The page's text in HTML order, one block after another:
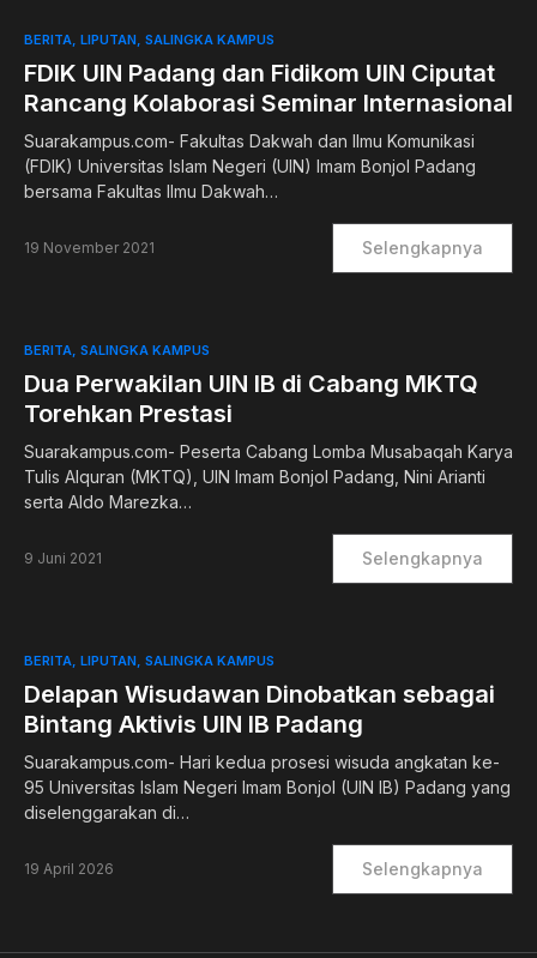
BERITA LIPUTAN SALINGKA KAMPUS
FDIK UIN Padang dan Fidikom UIN Ciputat
Rancang Kolaborasi Seminar Internasional
Suarakampus.com- Fakultas Dakwah dan Ilmu Komunikasi
(FDIK) Universitas Islam Negeri (UIN) Imam Bonjol Padang
bersama Fakultas Ilmu Dakwah…
19 November 2021 Selengkapnya
BERITA SALINGKA KAMPUS
Dua Perwakilan UIN IB di Cabang MKTQ
Torehkan Prestasi
Suarakampus.com- Peserta Cabang Lomba Musabaqah Karya
Tulis Alquran (MKTQ), UIN Imam Bonjol Padang, Nini Arianti
serta Aldo Marezka…
9 Juni 2021 Selengkapnya
BERITA LIPUTAN SALINGKA KAMPUS
Delapan Wisudawan Dinobatkan sebagai
Bintang Aktivis UIN IB Padang
Suarakampus.com- Hari kedua prosesi wisuda angkatan ke-
95 Universitas Islam Negeri Imam Bonjol (UIN IB) Padang yang
diselenggarakan di…
19 April 2026 Selengkapnya